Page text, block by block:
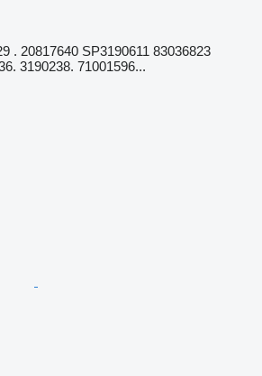
. 20817640 SP3190611 83036823
3190238. 71001596...